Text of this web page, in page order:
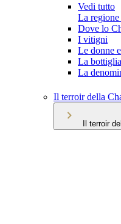
Vedi tutto
La
Dove lo
I vitigni
Le donne
La
La
Il terroir della
Il terroir